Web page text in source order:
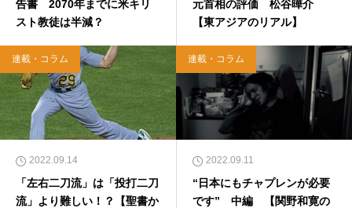
告書 2070年までに米キリ
スト教徒は半減？
元首相の評価 松谷曄介
【東アジアのリアル】
連載・コラム
2022.09.14
「左右二刀流」は「投打二刀
流」より難しい！？【聖書か
連載・コラム
2022.09.11
“日本にもチャプレンが必要
です” 中編 【関野和寛の